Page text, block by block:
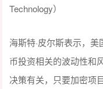
Technology）
海斯特·皮尔斯表示，
币投资相关的波动性和
决策有关，只要加密项